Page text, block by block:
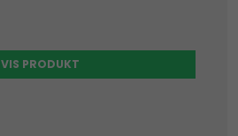
VIS PRODUKT